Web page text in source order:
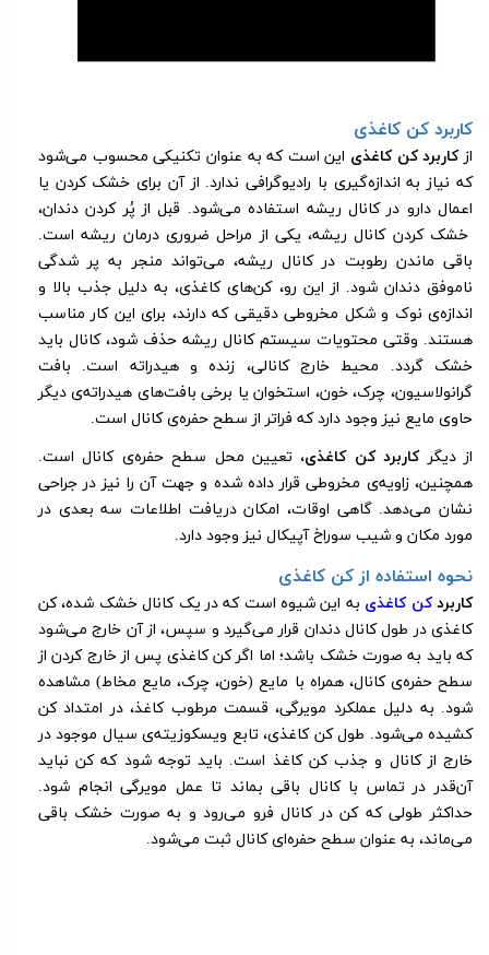
کاربرد کن کاغذی
ازکاربرد کن کاغذی این است که به عنوان تکنیکی محسوب می‌شود
که نیاز به اندازه‌گیری با رادیوگرافی ندارد. از آن برای خشک کردن یا
اعمال دارو در کانال ریشه استفاده می‌شود. قبل از پُر کردن دندان،
خشک کردن کانال ریشه، یکی از مراحل ضروری درمان ریشه است.
باقی ماندن رطوبت در کانال ریشه، می‌تواند منجر به پر شدگی
ناموفق دندان شود. از این رو، کن‌های کاغذی، به دلیل جذب بالا و
اندازه‌ی نوک و شکل مخروطی دقیقی که دارند، برای این کار مناسب
هستند. وقتی محتویات سیستم کانال ریشه حذف ‌شود، کانال باید
خشک گردد. محیط خارج کانالی، زنده و هیدراته است. بافت
گرانولاسیون، چرک، خون، استخوان یا برخی بافت‌های هیدراته‌ی دیگر
حاوی مایع نیز وجود دارد که فراتر از سطح حفره‌ی کانال است.
از دیگرکاربرد کن کاغذی، تعیین محل سطح حفره‌ی کانال است.
همچنین، زاویه‌ی مخروطی قرار داده شده و جهت آن را نیز در جراحی
نشان می‌دهد. گاهی اوقات، امکان دریافت اطلاعات سه بعدی در
مورد مکان و شیب سوراخ آپیکال نیز وجود دارد.
نحوه استفاده از کن کاغذی
کاربردکن کاغذی به این شیوه است که در یک کانال خشک شده، کن
کاغذی در طول کانال دندان قرار می‌گیرد و سپس، از آن خارج می‌شود
که باید به صورت خشک باشد؛ اما اگر کن کاغذی پس از خارج کردن از
سطح حفره‌ی کانال، همراه با مایع (خون، چرک، مایع مخاط) مشاهده
شود. به دلیل عملکرد مویرگی، قسمت مرطوب کاغذ، در امتداد کن
کشیده می‌شود. طول کن کاغذی، تابع ویسکوزیته‌ی سیال موجود در
خارج از کانال و جذب کن کاغذ است. باید توجه شود که کن نباید
آن‌قدر در تماس با کانال باقی بماند تا عمل مویرگی انجام شود.
حداکثر طولی که کن در کانال فرو می‌رود و به صورت خشک باقی
می‌ماند، به عنوان سطح حفره‌ای کانال ثبت می‌شود.